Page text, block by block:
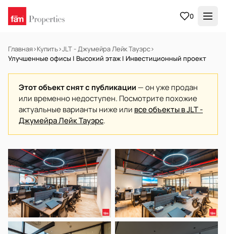
0
Главная›Купить›JLT - Джумейра Лейк Тауэрс›
Улучшенные офисы | Высокий этаж | Инвестиционный проект
Этот объект снят с публикации — он уже продан
или временно недоступен. Посмотрите похожие
актуальные варианты ниже или все объекты в JLT -
Джумейра Лейк Тауэрс.
НА ПРОДАЖУ Готов к заселению